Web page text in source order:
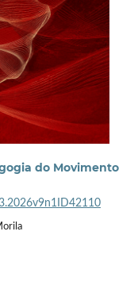
do Movimento